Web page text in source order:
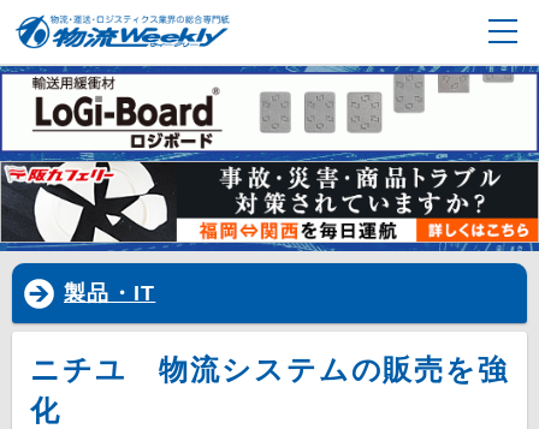
製品・IT
ニチユ 物流システムの販売を強
化